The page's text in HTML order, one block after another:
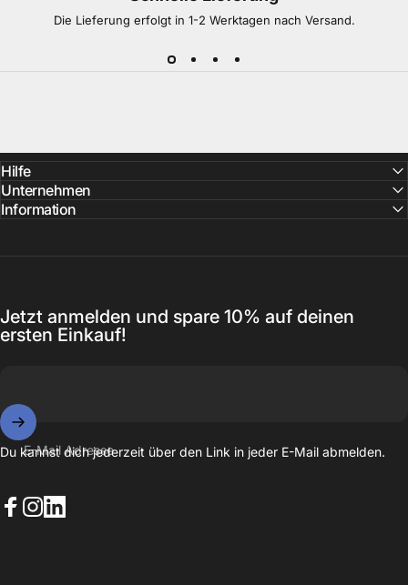
Die Lieferung erfolgt in 1-2 Werktagen nach Versand.
Hilfe
Unternehmen
Information
Jetzt anmelden und spare 10% auf deinen
ersten Einkauf!
E-Mail Adresse
Du kannst dich jederzeit über den Link in jeder E-Mail abmelden.